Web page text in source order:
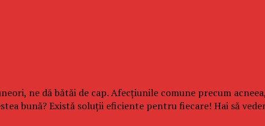
ne dă bătăi de cap. Afecțiunile comune precum
bună? Există soluții eficiente pentru fiecare! Hai să